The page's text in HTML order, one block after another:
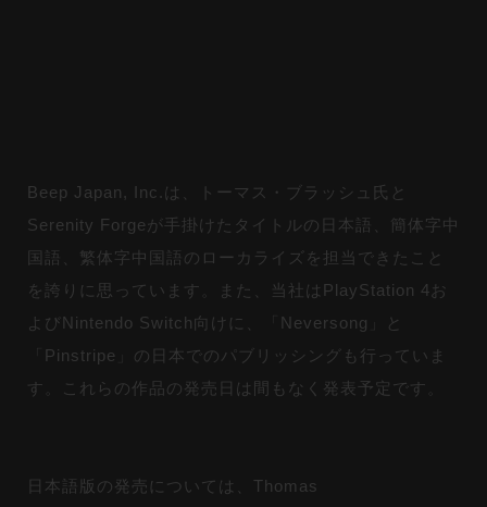
Beep Japan, Inc.は、トーマス・ブラッシュ氏と
Serenity Forgeが手掛けたタイトルの日本語、簡体字中
国語、繁体字中国語のローカライズを担当できたこと
を誇りに思っています。また、当社はPlayStation 4お
よびNintendo Switch向けに、「Neversong」と
「Pinstripe」の日本でのパブリッシングも行っていま
す。これらの作品の発売日は間もなく発表予定です。
日本語版の発売については、Thomas